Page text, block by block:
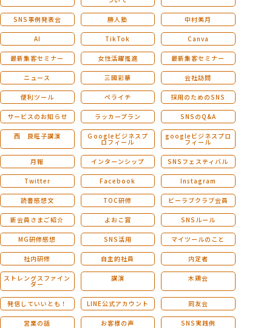
SNS事例発表会 勝人塾 中村美月
AI TikTok Canva
最新集客セミナー 女性活躍推進 最新集客セミナー
ニュース 三國彩華 会社訪問
便利ツール ペライチ 採用のためのSNS
サービスのお知らせ ラッカープラン SNSのQ&A
西 良旺子講演 Ｇoogleビジネスプ
ロフィール
googleビジネスプロ
フィール
月報 インターンシップ SNSフェスティバル
Twitter Facebook Instagram
読書感想文 TOC研修 ビーラブクラブ会員
新会員さまご紹介 よおこ賞 SNSルール
MG研修感想 SNS活用 マイツールのこと
社内研修 自主的社員 内定者
ストレングスファイン
ダー
講演 木鶏会
発信していいとも！ LINE公式アカウント 同友会
営業の話 お客様の声 SNS実践例